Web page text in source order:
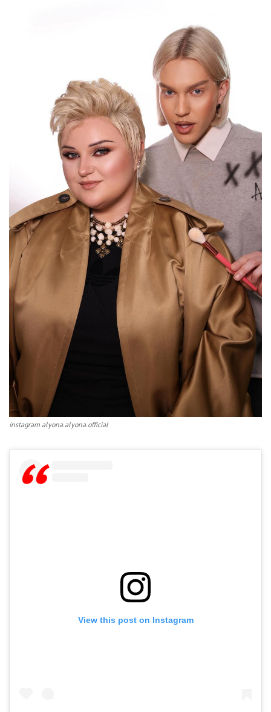
instagram alyona.alyona.official
View this post on Instagram